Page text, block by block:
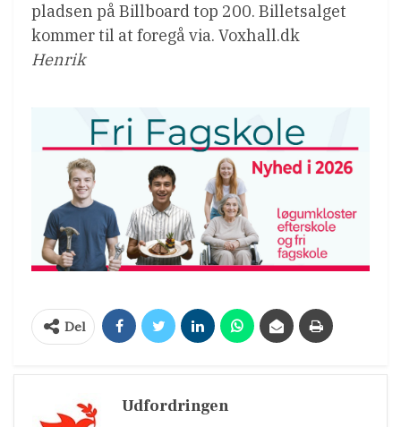
pladsen på Billboard top 200. Billetsalget
kommer til at foregå via. Voxhall.dk
Henrik
Del
Udfordringen